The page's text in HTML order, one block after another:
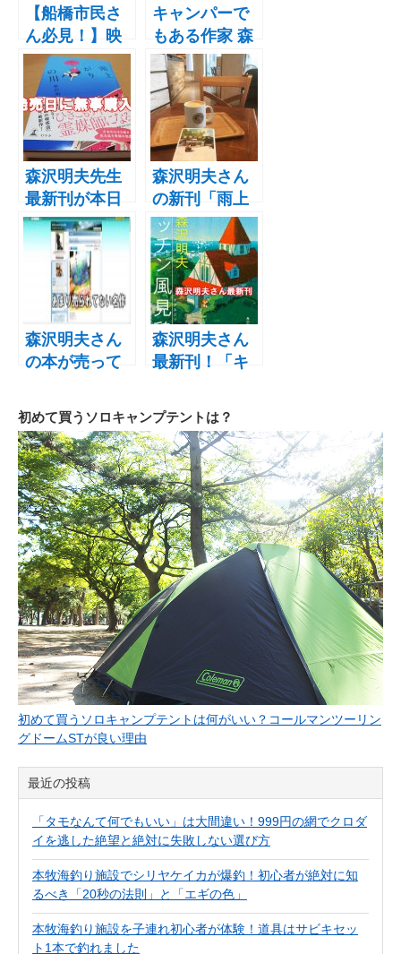
【船橋市民さ
ん必見！】映
画化も決定し
ている森沢明
夫さんの「き
らきら眼鏡」
コミック版が
【無料】で読
める
キャンパーで
もある作家 森
沢明夫さんの
名作「きらき
ら眼鏡」がコ
ミック版とし
て発売！同作
品は映画化も
決定してます
森沢明夫先生
最新刊が本日
10月25日発
売！！“雨上が
りの川”を購入
しました
森沢明夫さん
の新刊「雨上
がりの川」が
１０月発売予
定！？でもそ
の前に「夏美
のホタル」を
読む理由
森沢明夫さん
の本が売って
ゃないのにな
ぜ！？
森沢明夫さん
最新刊！「キ
鶏」の発売日
とキャンプで
読むのが楽し
みすぎるって
話
初めて買うソロキャンプテントは？
初めて買うソロキャンプテントは何がいい？コールマンツーリン
グドームSTが良い理由
最近の投稿
「タモなんて何でもいい」は大間違い！999円の網でクロダ
イを逃した絶望と絶対に失敗しない選び方
本牧海釣り施設でシリヤケイカが爆釣！初心者が絶対に知
るべき「20秒の法則」と「エギの色」
本牧海釣り施設を子連れ初心者が体験！道具はサビキセッ
ト1本で釣れました